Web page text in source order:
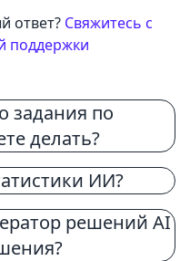
ответ? Свяжитесь с
поддержки
задания по
делать?
ИИ?
задач — это
сложных
решений AI